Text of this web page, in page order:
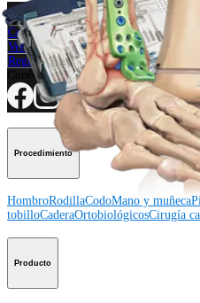
¿Cómo podemos
Contacte a un representante
Ver eventos, laboratorios y
Regístrese para recibir: ¿Qué hay de
Conéctese con nosotros
Procedimiento
HombroRodillaCodoMano y muñeca
tobilloCaderaOrtobiológicosCirugía
Producto